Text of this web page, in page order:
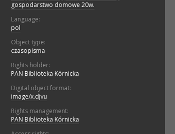
gospodarstwo domowe 20w.
Language:
pol
Object type:
czasopisma
Rights holder:
PAN Biblioteka Kórnicka
Digital object format:
image/x.djvu
Rights management:
PAN Biblioteka Kórnicka